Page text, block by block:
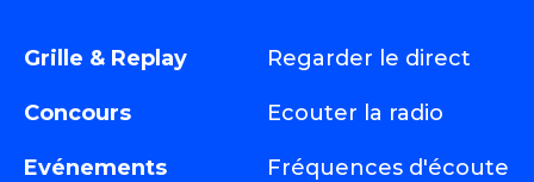
Grille & Replay
Concours
Evénements
Regarder le direct
Ecouter la radio
Fréquences d'écoute